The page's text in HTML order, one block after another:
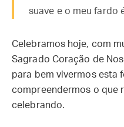
suave e o meu fardo
Celebramos hoje, com
Sagrado Coração de
para bem vivermos esta
compreendermos o que
celebrando.